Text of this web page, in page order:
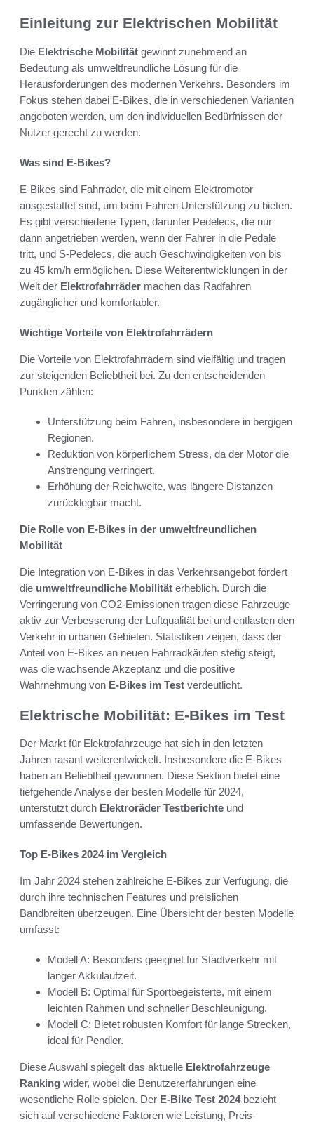
Einleitung zur Elektrischen Mobilität
Die Elektrische Mobilität gewinnt zunehmend an
Bedeutung als umweltfreundliche Lösung für die
Herausforderungen des modernen Verkehrs. Besonders im
Fokus stehen dabei E-Bikes, die in verschiedenen Varianten
angeboten werden, um den individuellen Bedürfnissen der
Nutzer gerecht zu werden.
Was sind E-Bikes?
E-Bikes sind Fahrräder, die mit einem Elektromotor
ausgestattet sind, um beim Fahren Unterstützung zu bieten.
Es gibt verschiedene Typen, darunter Pedelecs, die nur
dann angetrieben werden, wenn der Fahrer in die Pedale
tritt, und S-Pedelecs, die auch Geschwindigkeiten von bis
zu 45 km/h ermöglichen. Diese Weiterentwicklungen in der
Welt der Elektrofahrräder machen das Radfahren
zugänglicher und komfortabler.
Wichtige Vorteile von Elektrofahrrädern
Die Vorteile von Elektrofahrrädern sind vielfältig und tragen
zur steigenden Beliebtheit bei. Zu den entscheidenden
Punkten zählen:
Unterstützung beim Fahren, insbesondere in bergigen
Regionen.
Reduktion von körperlichem Stress, da der Motor die
Anstrengung verringert.
Erhöhung der Reichweite, was längere Distanzen
zurücklegbar macht.
Die Rolle von E-Bikes in der umweltfreundlichen
Mobilität
Die Integration von E-Bikes in das Verkehrsangebot fördert
die umweltfreundliche Mobilität erheblich. Durch die
Verringerung von CO2-Emissionen tragen diese Fahrzeuge
aktiv zur Verbesserung der Luftqualität bei und entlasten den
Verkehr in urbanen Gebieten. Statistiken zeigen, dass der
Anteil von E-Bikes an neuen Fahrradkäufen stetig steigt,
was die wachsende Akzeptanz und die positive
Wahrnehmung von E-Bikes im Test verdeutlicht.
Elektrische Mobilität: E-Bikes im Test
Der Markt für Elektrofahrzeuge hat sich in den letzten
Jahren rasant weiterentwickelt. Insbesondere die E-Bikes
haben an Beliebtheit gewonnen. Diese Sektion bietet eine
tiefgehende Analyse der besten Modelle für 2024,
unterstützt durch Elektroräder Testberichte und
umfassende Bewertungen.
Top E-Bikes 2024 im Vergleich
Im Jahr 2024 stehen zahlreiche E-Bikes zur Verfügung, die
durch ihre technischen Features und preislichen
Bandbreiten überzeugen. Eine Übersicht der besten Modelle
umfasst:
Modell A: Besonders geeignet für Stadtverkehr mit
langer Akkulaufzeit.
Modell B: Optimal für Sportbegeisterte, mit einem
leichten Rahmen und schneller Beschleunigung.
Modell C: Bietet robusten Komfort für lange Strecken,
ideal für Pendler.
Diese Auswahl spiegelt das aktuelle Elektrofahrzeuge
Ranking wider, wobei die Benutzererfahrungen eine
wesentliche Rolle spielen. Der E-Bike Test 2024bezieht
sich auf verschiedene Faktoren wie Leistung, Preis-